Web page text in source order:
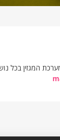
המגזין בכל